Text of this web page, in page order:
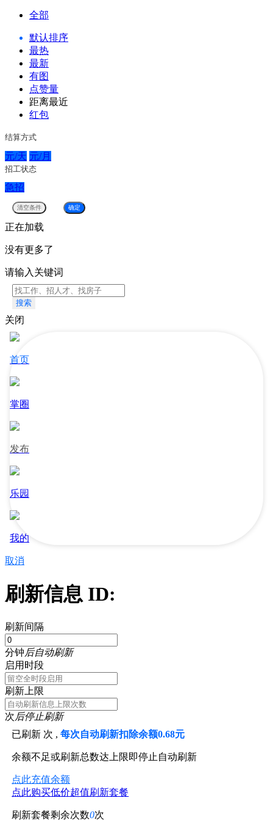
全部
默认排序
最热
最新
有图
点赞量
距离最近
红包
结算方式
元/天 元/月
招工状态
急招
正在加载
没有更多了
请输入关键词
搜索
关闭
首页
掌圈
发布
乐园
我的
取消
刷新信息 ID:
刷新间隔
分钟后自动刷新
启用时段
刷新上限
次后停止刷新
已刷新 次 ,每次自动刷新扣除余额0.68元
余额不足或刷新总数达上限即停止自动刷新
点此充值余额
点此购买低价超值刷新套餐
刷新套餐剩余次数0次